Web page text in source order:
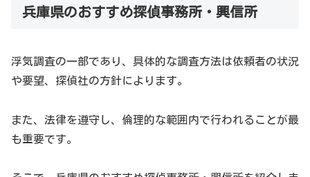
兵庫県のおすすめ探偵事務所・興信所
浮気調査の一部であり、具体的な調査方法は依頼者の状況
や要望、探偵社の方針によります。
また、法律を遵守し、倫理的な範囲内で行われることが最
も重要です。